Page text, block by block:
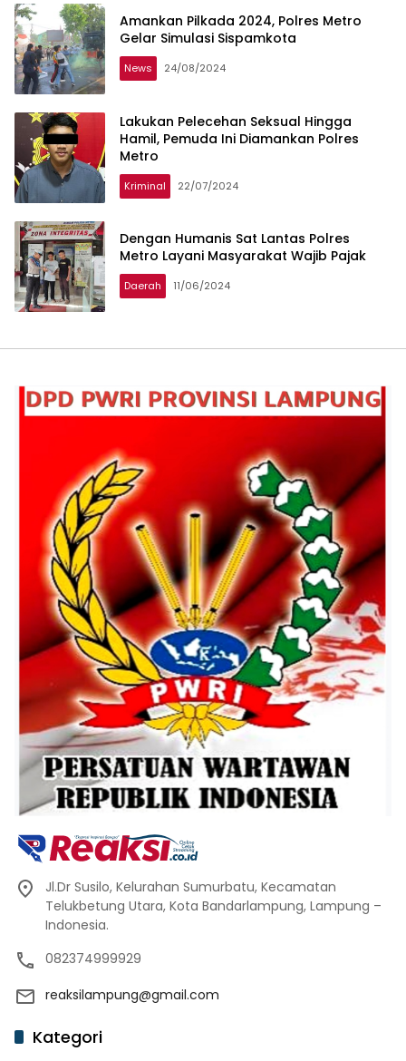
Amankan Pilkada 2024, Polres Metro
Gelar Simulasi Sispamkota
News 24/08/2024
Lakukan Pelecehan Seksual Hingga
Hamil, Pemuda Ini Diamankan Polres
Metro
Kriminal 22/07/2024
Dengan Humanis Sat Lantas Polres
Metro Layani Masyarakat Wajib Pajak
Daerah 11/06/2024
Jl.Dr Susilo, Kelurahan Sumurbatu, Kecamatan
Telukbetung Utara, Kota Bandarlampung, Lampung –
Indonesia.
082374999929
reaksilampung@gmail.com
Kategori